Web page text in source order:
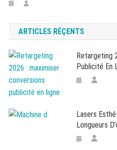
ARTICLES RÉÇENTS
Retargeting
Publicité En
Lasers
Longueurs